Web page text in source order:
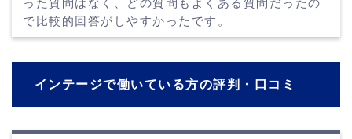
った質問はなく、どの質問もよくある質問だったの
で比較的回答がしやすかったです。
インテージで働いている方の評判・口コミ